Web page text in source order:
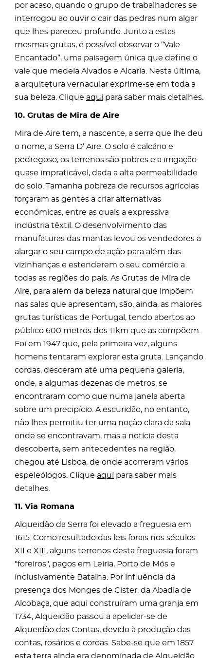
por acaso, quando o grupo de trabalhadores se
interrogou ao ouvir o cair das pedras num algar
que lhes pareceu profundo. Junto a estas
mesmas grutas, é possível observar o “Vale
Encantado”, uma paisagem única que define o
vale que medeia Alvados e Alcaria. Nesta última,
a arquitetura vernacular exprime-se em toda a
sua beleza. Clique aqui para saber mais detalhes.
10. Grutas de Mira de Aire
Mira de Aire tem, a nascente, a serra que lhe deu
o nome, a Serra D’ Aire. O solo é calcário e
pedregoso, os terrenos são pobres e a irrigação
quase impraticável, dada a alta permeabilidade
do solo. Tamanha pobreza de recursos agrícolas
forçaram as gentes a criar alternativas
económicas, entre as quais a expressiva
indústria têxtil. O desenvolvimento das
manufaturas das mantas levou os vendedores a
alargar o seu campo de ação para além das
vizinhanças e estenderem o seu comércio a
todas as regiões do país. As Grutas de Mira de
Aire, para além da beleza natural que impõem
nas salas que apresentam, são, ainda, as maiores
grutas turísticas de Portugal, tendo abertos ao
público 600 metros dos 11km que as compõem.
Foi em 1947 que, pela primeira vez, alguns
homens tentaram explorar esta gruta. Lançando
cordas, desceram até uma pequena galeria,
onde, a algumas dezenas de metros, se
encontraram como que numa janela aberta
sobre um precipício. A escuridão, no entanto,
não lhes permitiu ter uma noção clara da sala
onde se encontravam, mas a notícia desta
descoberta, sem antecedentes na região,
chegou até Lisboa, de onde acorreram vários
espeleólogos. Clique aqui para saber mais
detalhes.
11. Via Romana
Alqueidão da Serra foi elevado a freguesia em
1615. Como resultado das leis forais nos séculos
XII e XIII, alguns terrenos desta freguesia foram
"foreiros", pagos em Leiria, Porto de Mós e
inclusivamente Batalha. Por influência da
presença dos Monges de Cister, da Abadia de
Alcobaça, que aqui construíram uma granja em
1734, Alqueidão passou a apelidar-se de
Alqueidão das Contas, devido à produção das
contas, rosários e coroas. Sabe-se que em 1857
esta terra ainda era denominada de Alqueidão